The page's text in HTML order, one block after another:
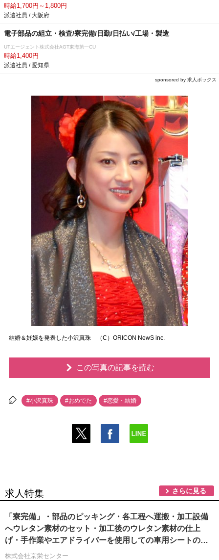
時給1,700円～1,800円
派遣社員 / 大阪府
電子部品の組立・検査/寮完備/日勤/日払い/工場・製造
UTエージェント株式会社AGT東海第一CU
時給1,400円
派遣社員 / 愛知県
sponsored by 求人ボックス
結婚＆妊娠を発表した小沢真珠 （C）ORICON NewS inc.
この写真の記事を読む
#小沢真珠 #おめでた #恋愛・結婚
求人特集 さらに見る
「寮完備」・部品のピッキング・各工程へ運搬・加工設備
へウレタン素材のセット・加工後のウレタン素材の仕上
げ・手作業やエアドライバーを使用しての車用シートの組
付け・製品の検査作業/即入寮/製造・工場
株式会社京栄センター